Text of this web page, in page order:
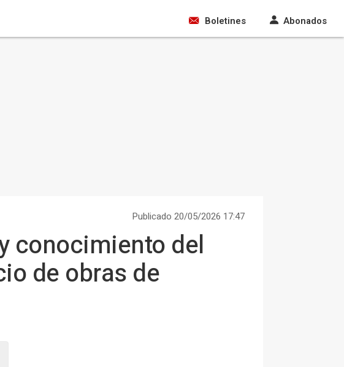
Boletines Abonados
Publicado 20/05/2026 17:47
conocimiento del
de obras de